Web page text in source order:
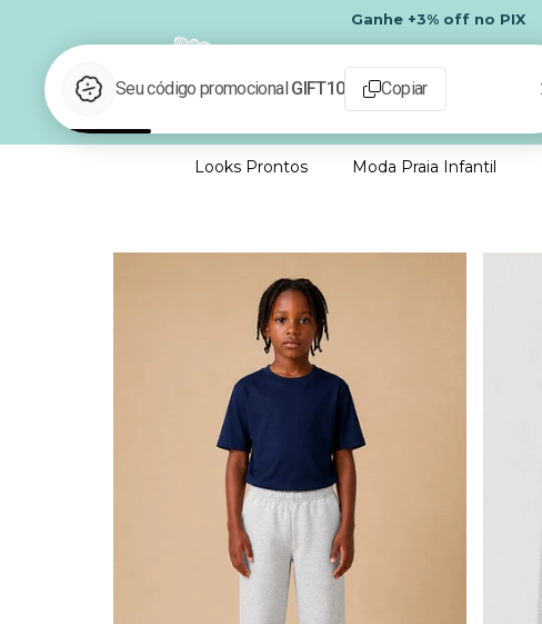
Ganhe +3% offno PIX
Looks Prontos Moda Praia Infantil